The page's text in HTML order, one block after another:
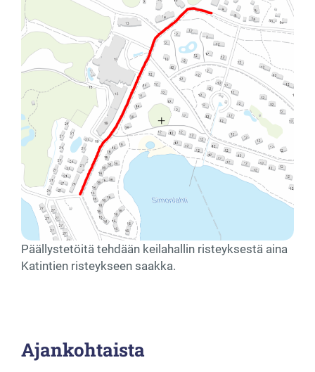
Päällystetöitä tehdään keilahallin risteyksestä aina
Katintien risteykseen saakka.
Ajankohtaista